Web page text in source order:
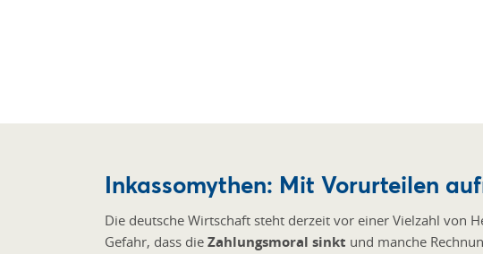
Inkassomythen: Mit Vorurteilen
Die deutsche Wirtschaft steht derzeit vor einer Vielzahl von
Gefahr, dass die Zahlungsmoral sinkt und manche